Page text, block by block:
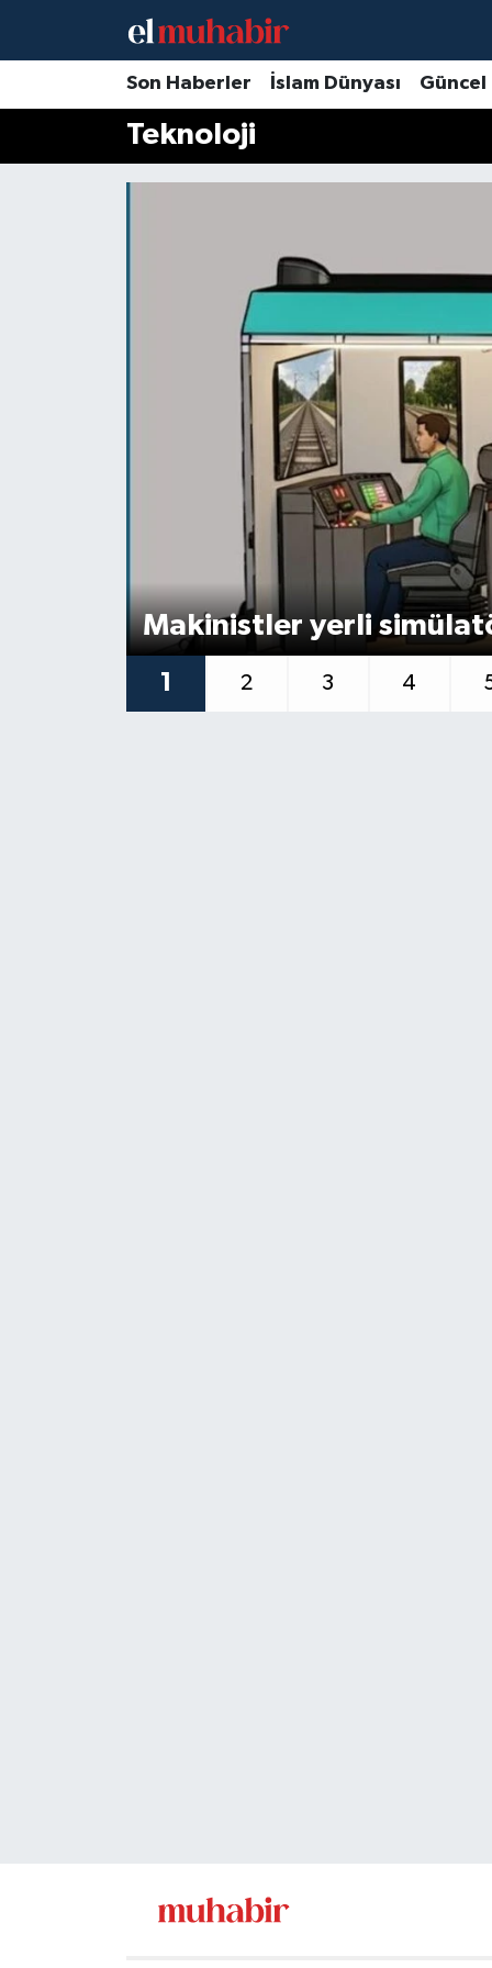
Son Haberler İslam Dünyası Güncel
Teknoloji
Makinistler yerli
1 2 3 4
Hava Durumu
Trafik Durumu